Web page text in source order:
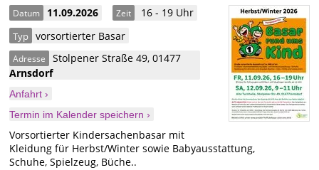
Datum 11.09.2026 Zeit 16 - 19 Uhr
Typ vorsortierter Basar
Adresse Stolpener Straße 49,01477
Arnsdorf
Anfahrt ›
Termin im Kalender speichern ›
Vorsortierter Kindersachenbasar mit
Kleidung für Herbst/Winter sowie Babyausstattung,
Schuhe, Spielzeug, Büche..